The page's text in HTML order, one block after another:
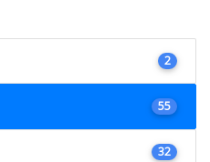
2
55
32